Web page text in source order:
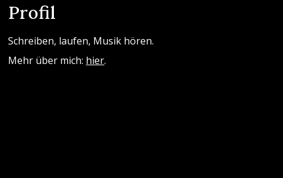
Profil
Schreiben, laufen, Musik hören.
Mehr über mich: hier.